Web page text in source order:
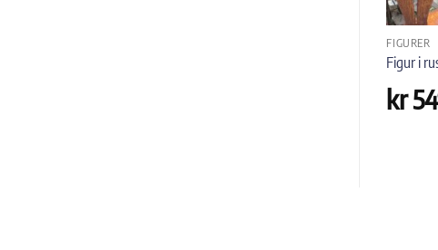
FIGURER
Figur i
kr